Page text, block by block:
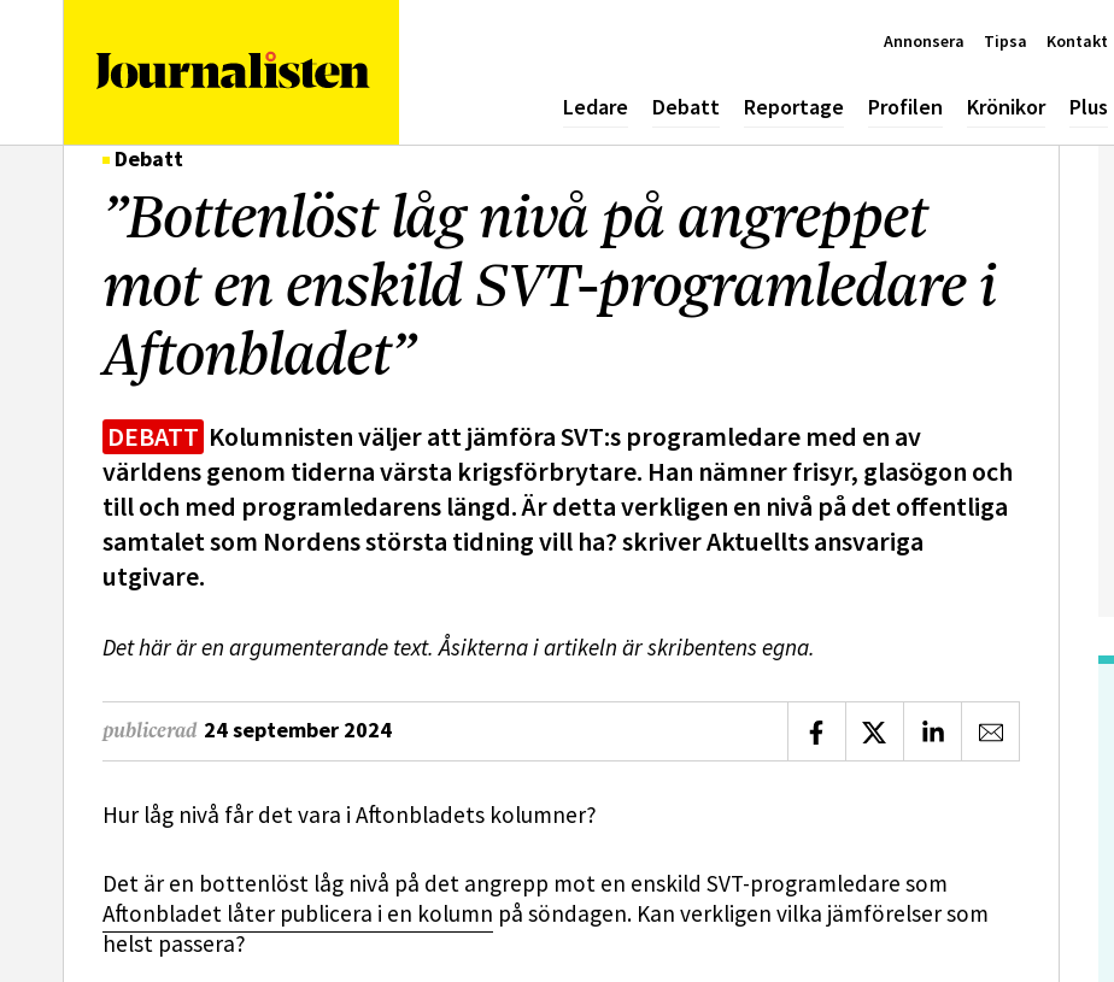
Ledare Debatt Reportage Profilen Krönikor Plus
Annonsera Tipsa Kontakt
Debatt
”Bottenlöst låg nivå på angreppet
mot en enskild SVT-programledare i
Aftonbladet”
DEBATT Kolumnisten väljer att jämföra SVT:s programledare med en av
världens genom tiderna värsta krigsförbrytare. Han nämner frisyr, glasögon och
till och med programledarens längd. Är detta verkligen en nivå på det offentliga
samtalet som Nordens största tidning vill ha? skriver Aktuellts ansvariga
utgivare.
Det här är en argumenterande text. Åsikterna i artikeln är skribentens egna.
publicerad 24 september 2024 Dela på Facebook
Dela på XDela på LinkedIn
Dela via e-post
Hur låg nivå får det vara i Aftonbladets kolumner?
Det är en bottenlöst låg nivå på det angrepp mot en enskild SVT-programledare som
Aftonbladet låter publicera i en kolumn på söndagen. Kan verkligen vilka jämförelser som
helst passera?